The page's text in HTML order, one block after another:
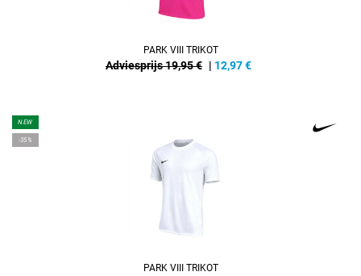
PARK VIII TRIKOT
Adviesprijs 19,95 € | 12,97€
NEW
-35%
PARK VIII TRIKOT